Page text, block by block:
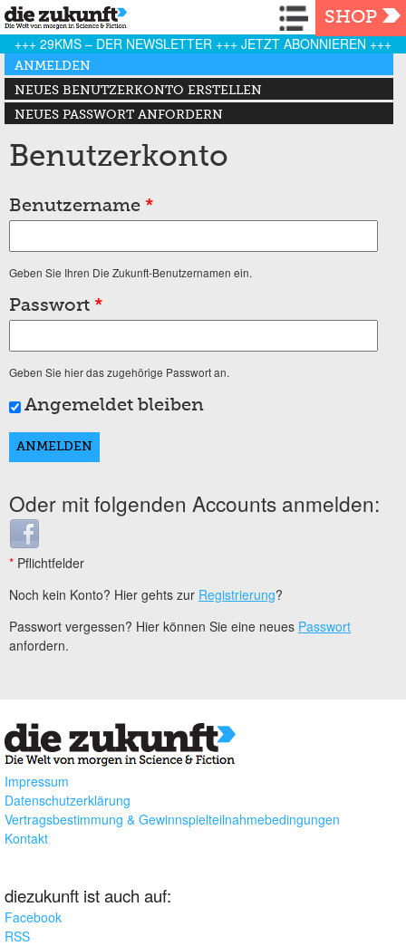
Navigation
SHOP
+++ 29KMS – DER NEWSLETTER +++ JETZT ABONNIEREN +++
Haupt-Reiter
ANMELDEN
(AKTIVER REITER)
NEUES BENUTZERKONTO ERSTELLEN
NEUES PASSWORT ANFORDERN
Benutzerkonto
Benutzername *
Geben Sie Ihren Die Zukunft-Benutzernamen ein.
Passwort *
Geben Sie hier das zugehörige Passwort an.
Angemeldet bleiben
Oder mit folgenden Accounts anmelden:
Login with Facebook
* Pflichtfelder
Noch kein Konto? Hier gehts zur Registrierung?
Passwort vergessen? Hier können Sie eine neues Passwort
anfordern.
Impressum
Datenschutzerklärung
Vertragsbestimmung & Gewinnspielteilnahmebedingungen
Kontakt
diezukunft ist auch auf:
Facebook
RSS